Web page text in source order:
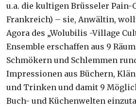
u.a. die kultigen Brüsseler Pain-
Frankreich) – sie, Anwältin,
Agora des „Wolubilis -Village
Ensemble erschaffen aus 9
Schmökern und Schlemmen
Impressionen aus Büchern,
und Trinken und damit 9
Buch- und Küchenwelten